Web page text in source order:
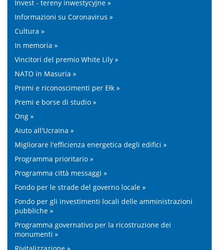
Invest - tereny inwestycyjne »
Informazioni su Coronavirus »
Cultura »
In memoria »
Vincitori del premio White Lily »
NATO in Masuria »
Premi e riconoscimenti per Ełk »
Premi e borse di studio »
Ong »
Aiuto all'Ucraina »
Migliorare l'efficienza energetica degli edifici »
Programma prioritario »
Programma città messaggi »
Fondo per le strade del governo locale »
Fondo per gli investimenti locali delle amministrazioni
pubbliche »
Programma governativo per la ricostruzione dei
monumenti »